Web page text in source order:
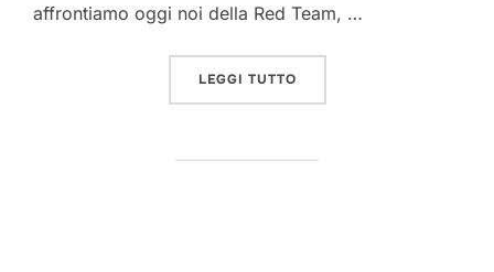
affrontiamo oggi noi della Red Team, …
LEGGI TUTTO“IL PHISHING AI CHE